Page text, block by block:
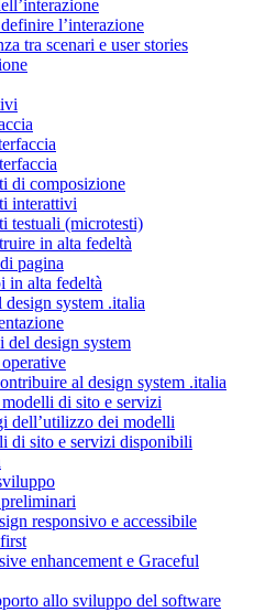
l’interazione
tra scenari e user stories
di composizione
interattivi
testuali (microtesti)
in alta fedeltà
pagina
in alta fedeltà
system .italia
del design system
al design system .italia
di sito e servizi
dell’utilizzo dei modelli
di sito e servizi disponibili
responsivo e accessibile
enhancement e Graceful
allo sviluppo del software